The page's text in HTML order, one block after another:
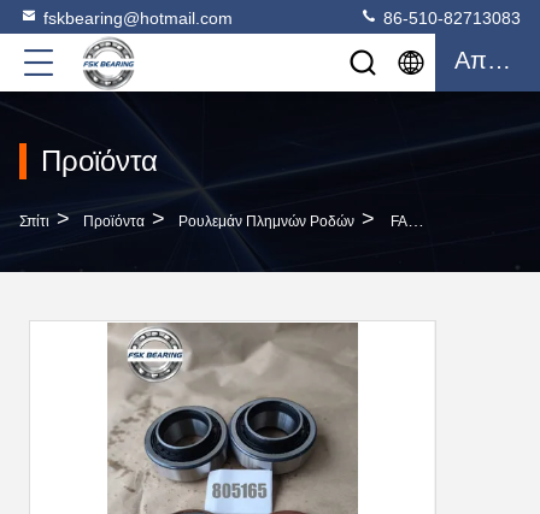
fskbearing@hotmail.com 86-510-82713083
Απόσπασμα
Προϊόντα
Σπίτι > Προϊόντα > Ρουλεμάν Πλημνών Ροδών > FAG Εγκλωβισμένη Νάυλον Πλήμνη Ροδών Που Αντέχει Τα Ρουλεμάν 58*110*115mm Ροδών Τροχόσπιτων 805165A